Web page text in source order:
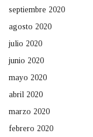
septiembre 2020
agosto 2020
julio 2020
junio 2020
mayo 2020
abril 2020
marzo 2020
febrero 2020